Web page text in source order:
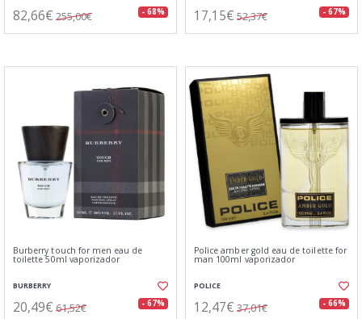
82,66€ 255,00€ - 68% 17,15€ 52,37€ - 67%
Burberry touch for men eau de
toilette 50ml vaporizador
BURBERRY
20,49€ 61,52€ - 67%
Police amber gold eau de toilette for
man 100ml vaporizador
POLICE
12,47€ 37,01€ - 66%